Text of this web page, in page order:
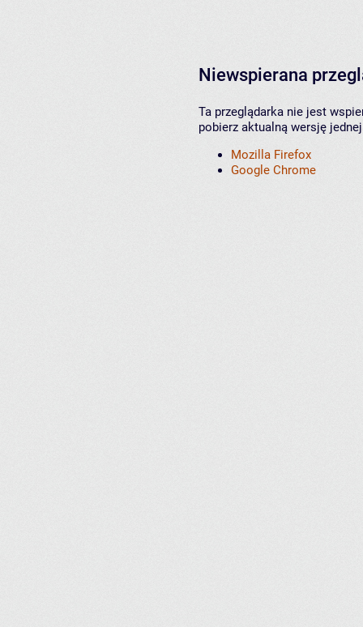
Niewspierana
Ta przeglądarka nie jest
pobierz aktualną wersję
Mozilla Firefox
Google Chrome